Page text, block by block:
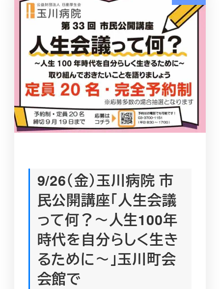
9/26（金）玉川病院 市
民公開講座「人生会議
って何？～人生100年
時代を自分らしく生き
るために～」玉川町会
会館で